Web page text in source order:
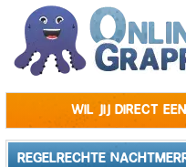
Wil jij direct
REGELRECHTE